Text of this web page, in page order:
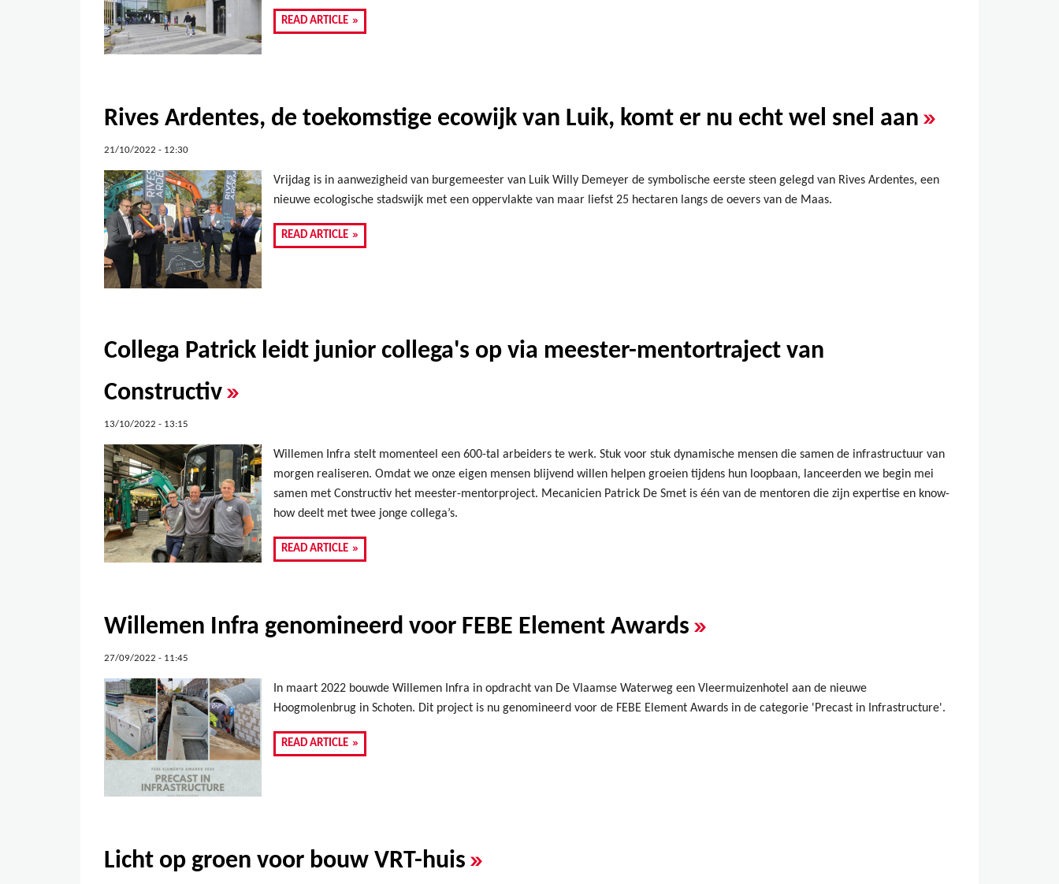
READ ARTICLE »
Rives Ardentes, de toekomstige ecowijk van Luik, komt er nu echt wel snel aan »
21/10/2022 - 12:30
Vrijdag is in aanwezigheid van burgemeester van Luik Willy Demeyer de symbolische eerste steen gelegd van Rives Ardentes, een
nieuwe ecologische stadswijk met een oppervlakte van maar liefst 25 hectaren langs de oevers van de Maas.
READ ARTICLE »
Collega Patrick leidt junior collega's op via meester-mentortraject van
Constructiv»
13/10/2022 - 13:15
Willemen Infra stelt momenteel een 600-tal arbeiders te werk. Stuk voor stuk dynamische mensen die samen de infrastructuur van
morgen realiseren. Omdat we onze eigen mensen blijvend willen helpen groeien tijdens hun loopbaan, lanceerden we begin mei
samen met Constructiv het meester-mentorproject. Mecanicien Patrick De Smet is één van de mentoren die zijn expertise en know-
how deelt met twee jonge collega’s.
READ ARTICLE »
Willemen Infra genomineerd voor FEBE Element Awards »
27/09/2022 - 11:45
In maart 2022 bouwde Willemen Infra in opdracht van De Vlaamse Waterweg een Vleermuizenhotel aan de nieuwe
Hoogmolenbrug in Schoten. Dit project is nu genomineerd voor de FEBE Element Awards in de categorie 'Precast in Infrastructure'.
READ ARTICLE »
Licht op groen voor bouw VRT-huis »